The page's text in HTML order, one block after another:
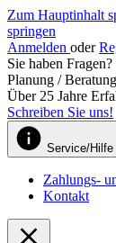
Zum Hauptinhalt
springen
Anmelden oder
Sie haben
Planung /
Über 25 Jahre
Schreiben Sie uns!
Service/Hilfe
Zahlungs-
Kontakt